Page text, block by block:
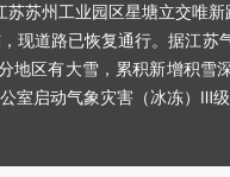
苏州工业园区星塘立交唯
现道路已恢复通行。据江
地区有大雪，累积新增积
室启动气象灾害（冰冻）Ⅲ